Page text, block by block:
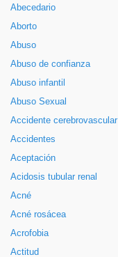
Abecedario
Aborto
Abuso
Abuso de confianza
Abuso infantil
Abuso Sexual
Accidente cerebrovascular
Accidentes
Aceptación
Acidosis tubular renal
Acné
Acné rosácea
Acrofobia
Actitud